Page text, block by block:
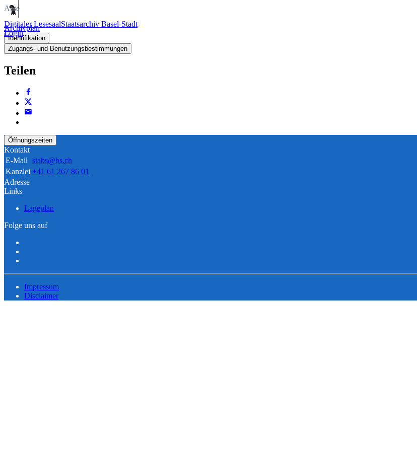
Digitaler LesesaalStaatsarchiv Basel-Stadt
Login
Akte
Archivplan
Identifikation
Zugangs- und Benutzungsbestimmungen
Teilen
Öffnungszeiten
Kontakt
E-Mail stabs@bs.ch
Kanzlei +41 61 267 86 01
Adresse
Links
Lageplan
Folge uns auf
Impressum
Disclaimer